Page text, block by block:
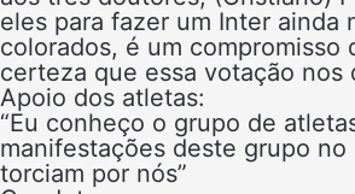
eles para fazer um Inter
colorados, é um compromisso
certeza que essa votação nos
Apoio dos atletas:
“Eu conheço o grupo de
manifestações deste grupo
torciam por nós”